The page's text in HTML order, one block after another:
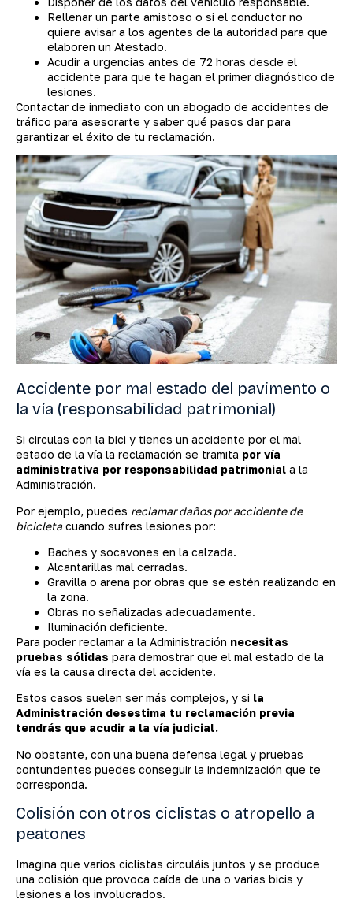
Rellenar un parte amistoso o si el conductor no
quiere avisar a los agentes de la autoridad para que
elaboren un Atestado.
Acudir a urgencias antes de 72 horas desde el
accidente para que te hagan el primer diagnóstico de
lesiones.
Contactar de inmediato con un abogado de accidentes de
tráfico para asesorarte y saber qué pasos dar para
garantizar el éxito de tu reclamación.
Accidente por mal estado del pavimento o
la vía (responsabilidad patrimonial)
Si circulas con la bici y tienes un accidente por el mal
estado de la vía la reclamación se tramita por vía
administrativa por responsabilidad patrimonial a la
Administración.
Por ejemplo, puedes reclamar daños por accidente de
bicicletacuando sufres lesiones por:
Baches y socavones en la calzada.
Alcantarillas mal cerradas.
Gravilla o arena por obras que se estén realizando en
la zona.
Obras no señalizadas adecuadamente.
Iluminación deficiente.
Para poder reclamar a la Administración necesitas
pruebas sólidas para demostrar que el mal estado de la
vía es la causa directa del accidente.
Estos casos suelen ser más complejos, y si la
Administración desestima tu reclamación previa
tendrás que acudir a la vía judicial.
No obstante, con una buena defensa legal y pruebas
contundentes puedes conseguir la indemnización que te
corresponda.
Colisión con otros ciclistas o atropello a
peatones
Imagina que varios ciclistas circuláis juntos y se produce
una colisión que provoca caída de una o varias bicis y
lesiones a los involucrados.